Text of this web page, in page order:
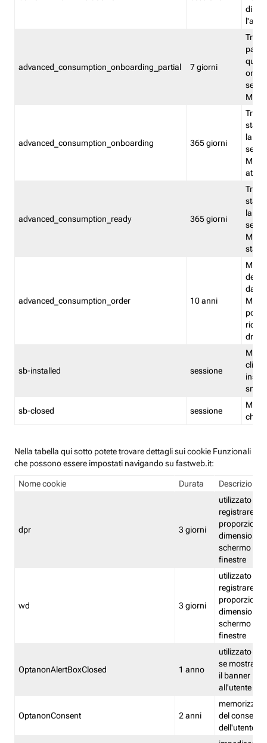
advanced_consumption_onboarding_partial 7 giorni
advanced_consumption_onboarding 365 giorni
stata
la
advanced_consumption_ready 365 giorni
stata
la
stato
advanced_consumption_order 10 anni
delle
sb-installed sessione
sb-closed sessione
Nella tabella qui sotto potete trovare dettagli sui cookie Funzionali
che possono essere impostati navigando su fastweb.it:
Nome cookie Durata Descrizione
dpr 3 giorni
utilizzato per
registrare le
proporzioni
dimensioni
schermo e
finestre
wd 3 giorni
utilizzato per
registrare le
proporzioni
dimensioni
schermo e
finestre
OptanonAlertBoxClosed 1 anno
utilizzato per
se mostrare
il banner
all'utente
OptanonConsent 2 anni
memorizza
del
dell'utente